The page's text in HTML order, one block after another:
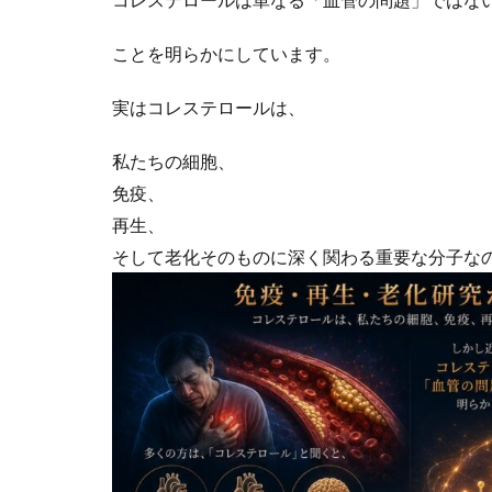
ことを明らかにしています。
実はコレステロールは、
私たちの細胞、
免疫、
再生、
そして老化そのものに深く関わる重要な分子な